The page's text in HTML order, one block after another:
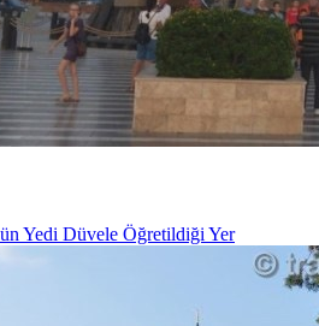
Yedi Düvele Öğretildiği Yer